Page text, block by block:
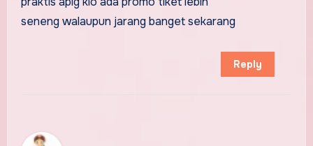
seneng walaupun jarang banget sekarang
Reply